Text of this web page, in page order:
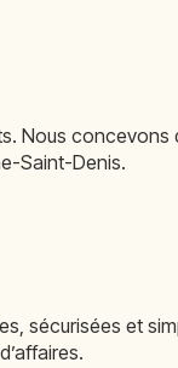
Nous
Saint-Denis.
sécurisées et